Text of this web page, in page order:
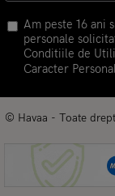
Am peste 16 ani
personale
Conditiile de
Caracter
© Havaa - Toate